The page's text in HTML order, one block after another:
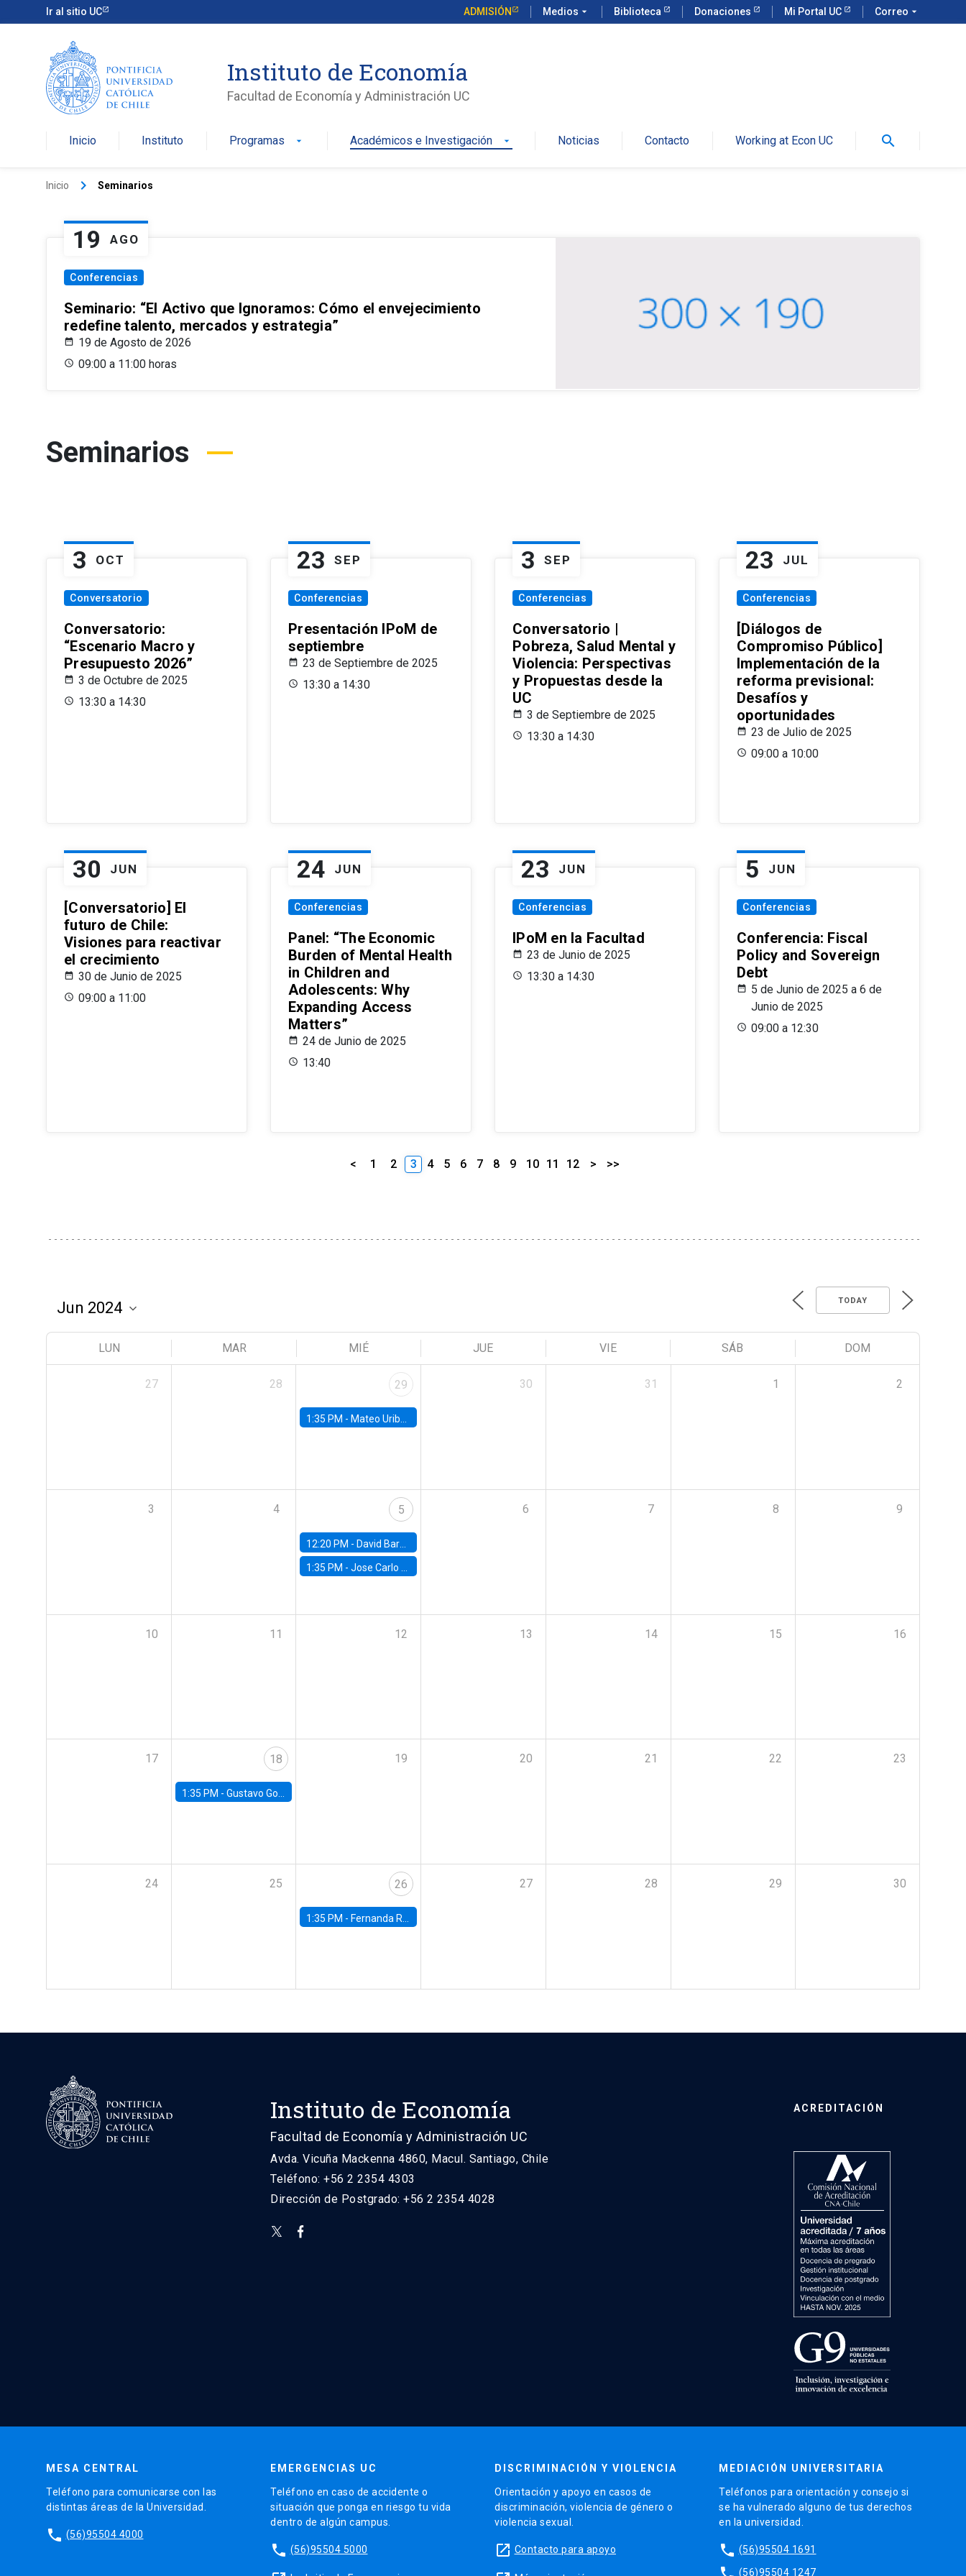
Ir al sitio UC ADMISIÓN Medios arrow_drop_down Biblioteca Donaciones Mi Portal UC Correo arrow_drop_down
Instituto de Economía
Facultad de Economía y Administración UC
Inicio Instituto Programas arrow_drop_down Académicos e Investigación arrow_drop_down Noticias Contacto Working at Econ UC search
Inicio keyboard_arrow_right Seminarios
19 AGO
Conferencias
Seminario: “El Activo que Ignoramos: Cómo el envejecimiento
redefine talento, mercados y estrategia”
19 de Agosto de 2026
09:00 a 11:00 horas
Seminarios
3 OCT
Conversatorio
Conversatorio:
“Escenario Macro y
Presupuesto 2026”
3 de Octubre de 2025
13:30 a 14:30
23 SEP
Conferencias
Presentación IPoM de
septiembre
23 de Septiembre de 2025
13:30 a 14:30
3 SEP
Conferencias
Conversatorio |
Pobreza, Salud Mental y
Violencia: Perspectivas
y Propuestas desde la
UC
3 de Septiembre de 2025
13:30 a 14:30
23 JUL
Conferencias
[Diálogos de
Compromiso Público]
Implementación de la
reforma previsional:
Desafíos y
oportunidades
23 de Julio de 2025
09:00 a 10:00
30 JUN
[Conversatorio] El
futuro de Chile:
Visiones para reactivar
el crecimiento
30 de Junio de 2025
09:00 a 11:00
24 JUN
Conferencias
Panel: “The Economic
Burden of Mental Health
in Children and
Adolescents: Why
Expanding Access
Matters”
24 de Junio de 2025
13:40
23 JUN
Conferencias
IPoM en la Facultad
23 de Junio de 2025
13:30 a 14:30
5 JUN
Conferencias
Conferencia: Fiscal
Policy and Sovereign
Debt
5 de Junio de 2025 a 6 de
Junio de 2025
09:00 a 12:30
< 1 2 3 4 5 6 7 8 9 10 11 12 > >>
TODAY
LUN MAR MIÉ JUE VIE SÁB DOM
27 28 29
1:35 PM - Mateo Uribe-Castro, Universidad de los Andes (Colombia)
30 31 1 2
3 4 5
12:20 PM - David Bardey, Universidad de los Andes - CEDE
1:35 PM -Jose Carlo Bermudez, UC (ME) & World Bank
6 7 8 9
10 11 12 13 14 15 16
17 18
1:35 PM - Gustavo González, Banco Central de Chile
19 20 21 22 23
24 25 26
1:35 PM - Fernanda Rojas Ampuero, University of Wisconsin-Madison
27 28 29 30
Instituto de Economía
Facultad de Economía y Administración UC
Avda. Vicuña Mackenna 4860, Macul. Santiago, Chile
Teléfono: +56 2 2354 4303
Dirección de Postgrado: +56 2 2354 4028
ACREDITACIÓN
MESA CENTRAL
Teléfono para comunicarse con las
distintas áreas de la Universidad.
phone (56)95504 4000
EMERGENCIAS UC
Teléfono en caso de accidente o
situación que ponga en riesgo tu vida
dentro de algún campus.
phone (56)95504 5000
DISCRIMINACIÓN Y VIOLENCIA
Orientación y apoyo en casos de
discriminación, violencia de género o
violencia sexual.
launch Contacto para apoyo
MEDIACIÓN UNIVERSITARIA
Teléfonos para orientación y consejo si
se ha vulnerado alguno de tus derechos
en la universidad.
phone (56)95504 1691
(56)95504 1247